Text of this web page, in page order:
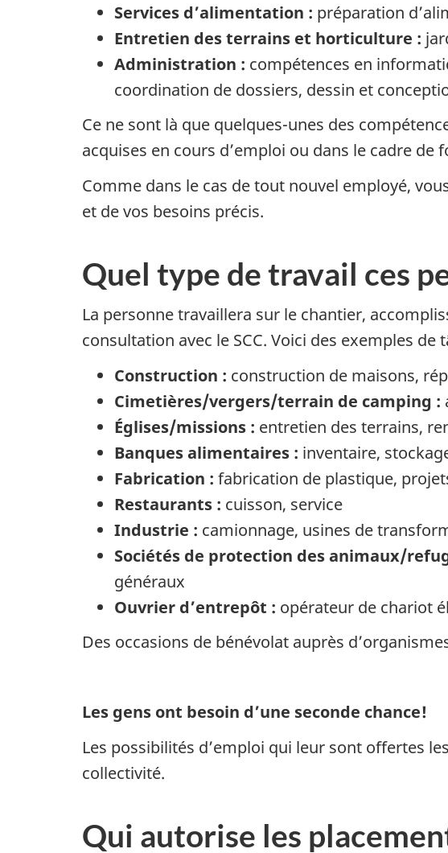
Services d’alimentation : préparation
Entretien des terrains et horticulture :
Administration : compétences en
coordination de dossiers, dessin et
Ce ne sont là que quelques-unes des
acquises en cours d’emploi ou dans le cadre
Comme dans le cas de tout nouvel employé,
et de vos besoins précis.
Quel type de travail ces
La personne travaillera sur le chantier,
consultation avec le SCC. Voici des exemples
Construction : construction de maisons,
Cimetières/vergers/terrain de camping :
Églises/missions : entretien des terrains,
Banques alimentaires : inventaire,
Fabrication : fabrication de plastique,
Restaurants : cuisson, service
Industrie : camionnage, usines de
Sociétés de protection des animaux/
généraux
Ouvrier d’entrepôt : opérateur de chariot
Des occasions de bénévolat auprès
Les gens ont besoin d’une seconde chance!
Les possibilités d’emploi qui leur sont offertes
collectivité.
Qui autorise les